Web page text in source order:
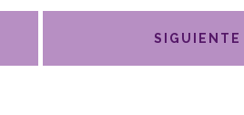
SIGUIENTE